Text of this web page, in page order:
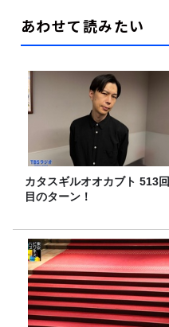
あわせて読みたい
カタスギルオオカブト 513回
目のターン！